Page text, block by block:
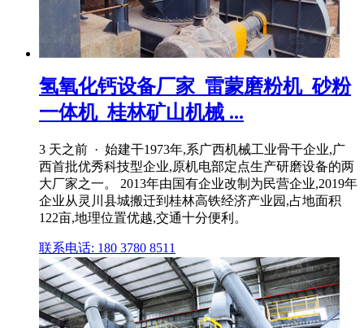
氢氧化钙设备厂家_雷蒙磨粉机_砂粉
一体机_桂林矿山机械 ...
3 天之前 · 始建干1973年,系广西机械工业骨干企业,广
西首批优秀科技型企业,原机电部定点生产研磨设备的两
大厂家之一。 2013年由国有企业改制为民营企业,2019年
企业从灵川县城搬迁到桂林高铁经济产业园,占地面积
122亩,地理位置优越,交通十分便利。
联系电话: 180 3780 8511